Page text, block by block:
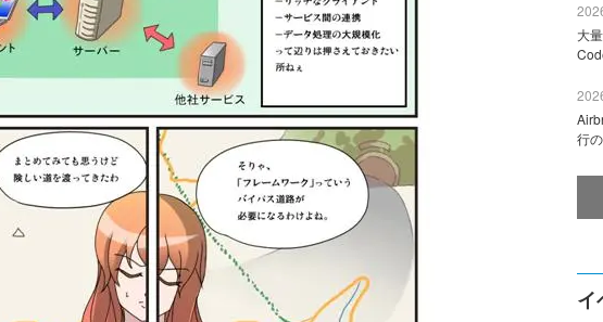
大
行
イ